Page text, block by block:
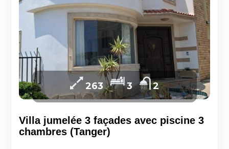
Villa jumelée 3 façades avec piscine 3
chambres (Tanger)
263 3 2